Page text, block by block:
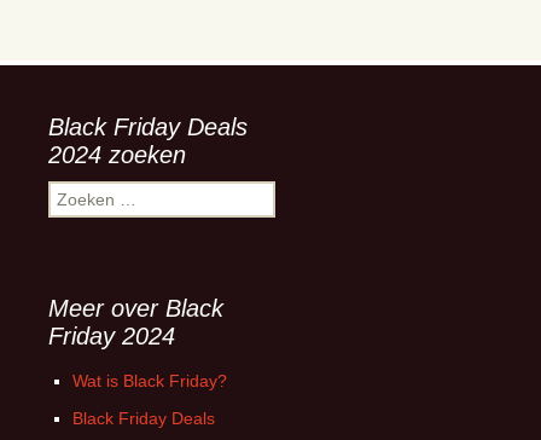
Black Friday Deals
2024 zoeken
Zoeken
naar:
Meer over Black
Friday 2024
Wat is Black Friday?
Black Friday Deals